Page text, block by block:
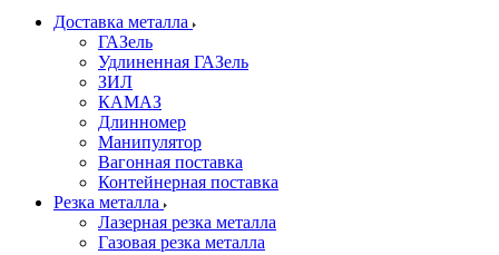
Доставка металла
ГАЗель
Удлиненная ГАЗель
ЗИЛ
КАМАЗ
Длинномер
Манипулятор
Вагонная поставка
Контейнерная поставка
Резка металла
Лазерная резка металла
Газовая резка металла